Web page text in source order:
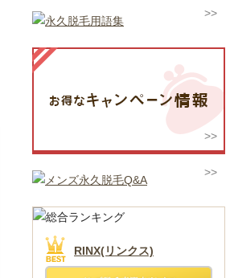
RINX(リンクス)